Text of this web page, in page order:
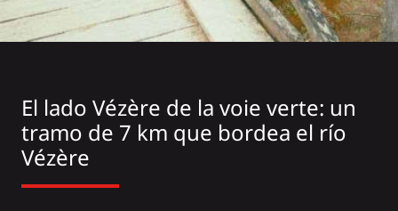
El lado Vézère de la voie verte: un
tramo de 7 km que bordea el río
Vézère